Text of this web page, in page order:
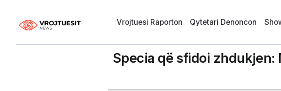
Vrojtuesi Raporton Qytetari Denoncon
Specia që sfidoi zhdukjen: